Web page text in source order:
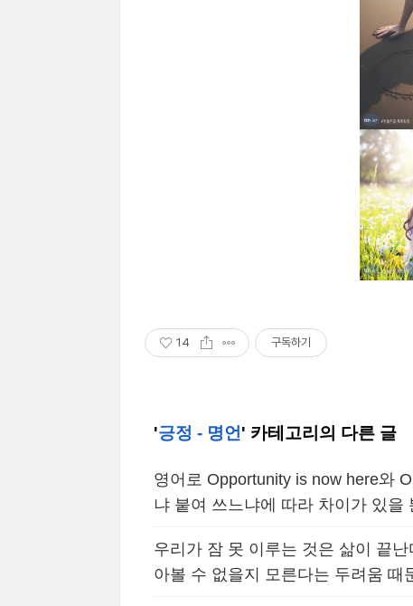
14 구독하기
'긍정 - 명언 ' 카테고리의 다른 글
영어로 Opportunity is now here와
냐 붙여 쓰느냐에 따라 차이가 있을
우리가 잠 못 이루는 것은 삶이 끝
아볼 수 없을지 모른다는 두려움 때